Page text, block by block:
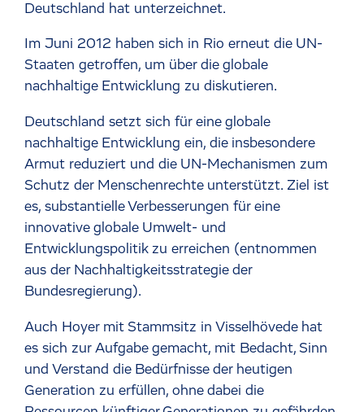
Deutschland hat unterzeichnet.
Im Juni 2012 haben sich in Rio erneut die UN-
Staaten getroffen, um über die globale
nachhaltige Entwicklung zu diskutieren.
Deutschland setzt sich für eine globale
nachhaltige Entwicklung ein, die insbesondere
Armut reduziert und die UN-Mechanismen zum
Schutz der Menschenrechte unterstützt. Ziel ist
es, substantielle Verbesserungen für eine
innovative globale Umwelt- und
Entwicklungspolitik zu erreichen (entnommen
aus der Nachhaltigkeitsstrategie der
Bundesregierung).
Auch Hoyer mit Stammsitz in Visselhövede hat
es sich zur Aufgabe gemacht, mit Bedacht, Sinn
und Verstand die Bedürfnisse der heutigen
Generation zu erfüllen, ohne dabei die